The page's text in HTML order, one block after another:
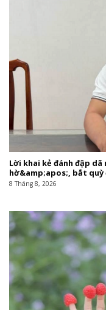
Lời khai kẻ đánh đập
hờ&amp;apos;, bắt quỳ
8 Tháng 8, 2026